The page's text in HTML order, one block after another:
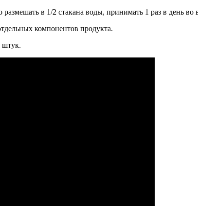
размешать в 1/2 стакана воды, принимать 1 раз в день
компонентов продукта.
штук.